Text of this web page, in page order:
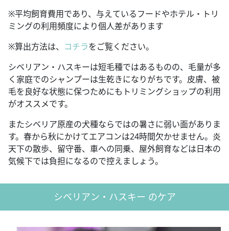
※平均飼育費用であり、与えているフードやホテル・トリ
ミングの利用頻度により個人差があります
※算出方法は、 コチラをご覧ください。
シベリアン・ハスキーは短毛種ではあるものの、毛量が多
く家庭でのシャンプーは生乾きになりがちです。皮膚、被
毛を良好な状態に保つためにもトリミングショップの利用
がオススメです。
またシベリア原産の犬種ならではの暑さに弱い面がありま
す。春から秋にかけてエアコンは24時間欠かせません。炎
天下の散歩、留守番、車への同乗、屋外飼育などは日本の
気候下では負担になるので控えましょう。
シベリアン・ハスキー のケア